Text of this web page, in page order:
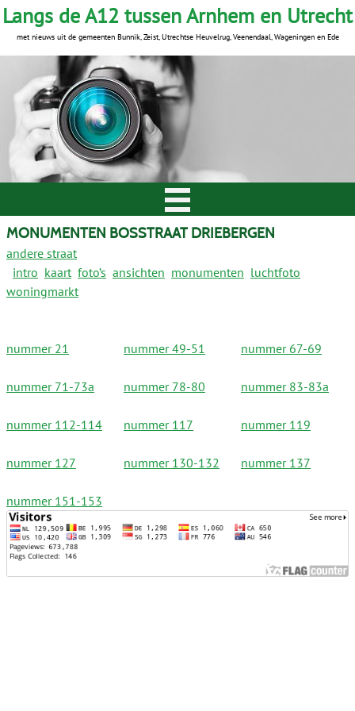
MONUMENTEN BOSSTRAAT DRIEBERGEN
andere straat
intro kaart foto’s ansichten monumenten luchtfoto
woningmarkt
nummer 21
nummer 71-73a
nummer 112-114
nummer 127
nummer 151-153
nummer 49-51
nummer 78-80
nummer 117
nummer 130-132
nummer 67-69
nummer 83-83a
nummer 119
nummer 137
Langs de A12 tussen Arnhem en Utrecht
met nieuws uit de gemeenten Bunnik, Zeist, Utrechtse Heuvelrug, Veenendaal, Wageningen en Ede